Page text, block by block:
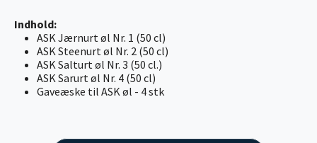
Indhold:
ASK Jærnurt øl Nr. 1 (50 cl)
ASK Steenurt øl Nr. 2 (50 cl)
ASK Salturt øl Nr. 3 (50 cl.)
ASK Sarurt øl Nr. 4 (50 cl)
Gaveæske til ASK øl - 4 stk